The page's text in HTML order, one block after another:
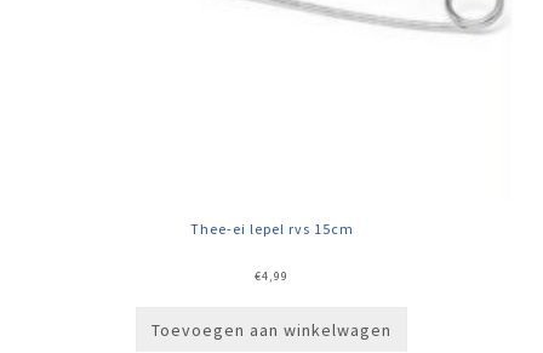
Thee-ei lepel rvs 15cm
€4,99
Toevoegen aan winkelwagen